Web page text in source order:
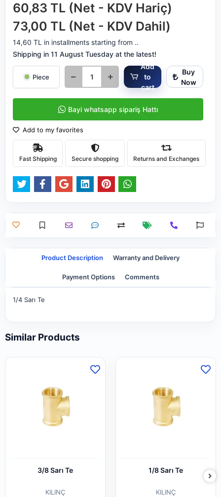
60,83 TL (Net - KDV Hariç)
73,00 TL (Net - KDV Dahil)
14,60 TL in installments starting from ..
Shipping in 11 August Tuesday at the latest!
Piece
Add
to
cart
Buy
Now
Bayi whatsapp sipariş Hattı
Add to my favorites
Fast Shipping Secure shopping Returns and Exchanges
Product Description Warranty and Delivery
Payment Options Comments
1/4 Sarı Te
Similar Products
3/8 Sarı Te
KILINÇ
1/8 Sarı Te
KILINÇ